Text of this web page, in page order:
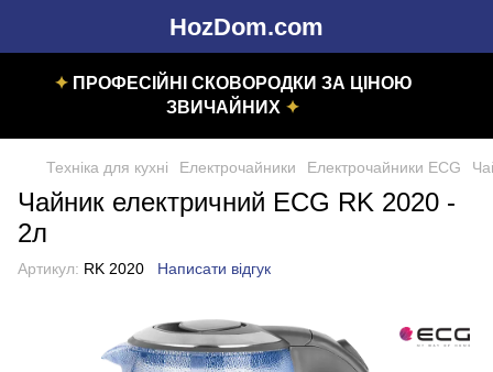
HozDom.com
✦ПРОФЕСІЙНІ СКОВОРОДКИ ЗА ЦІНОЮ
ЗВИЧАЙНИХ ✦
Техніка для кухні Електрочайники Електрочайники ECG
Чайник електричний ECG RK 2020 -
2л
Артикул: RK 2020 Написати відгук